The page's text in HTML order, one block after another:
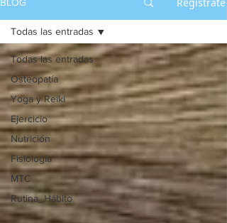
Todas las entradas
Osteopatía
Yoga y Reiki
Ejercicio
Nutrición
Fisiología
MTC
Rutina_Hábito
Todas las entradas